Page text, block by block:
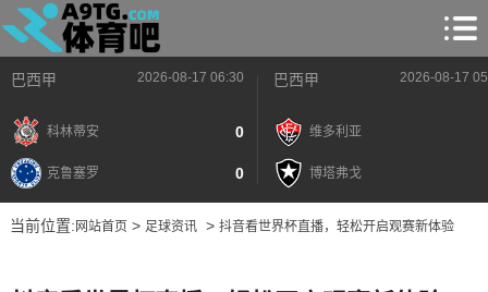
巴西甲 2026-08-17 06:30
科林蒂安 0
克鲁塞罗 0
巴西甲 2026-08-17
维多利亚
博塔弗戈
当前位置: 网站首页> 足球资讯> 抖音看世界杯直播，轻松开启观赛新体验